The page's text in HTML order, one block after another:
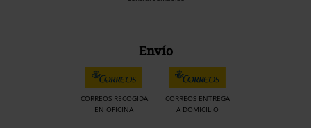
Envío
CORREOS RECOGIDA
EN OFICINA
CORREOS ENTREGA
A DOMICILIO